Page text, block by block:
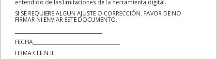
entendido de las limitaciones de la herramienta digital.
SI SE REQUIERE ALGUN AJUSTE O CORRECCIÓN, FAVOR DE NO
FIRMAR NI ENVIAR ESTE DOCUMENTO.
FECHA____________________________________
FIRMA CLIENTE